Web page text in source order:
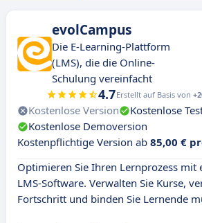
evolCampus
Die E-Learning-Plattform
(LMS), die die Online-
Schulung vereinfacht
4.7Erstellt auf Basis von
Kostenlose Version
Kostenlose
Kostenlose Demoversion
Kostenpflichtige Version ab 85,00 €
Optimieren Sie Ihren Lernprozess mit
LMS-Software. Verwalten Sie Kurse,
Fortschritt und binden Sie Lernende